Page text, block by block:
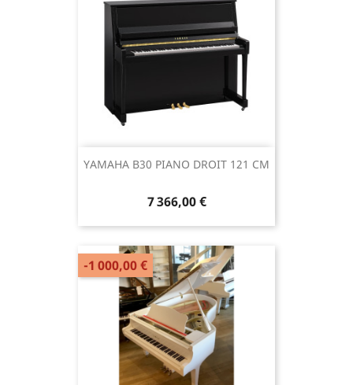
YAMAHA B30 PIANO DROIT 121 CM
7 366,00 €
-1 000,00 €